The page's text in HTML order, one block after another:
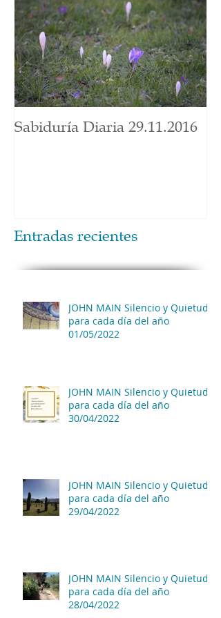
Sabiduría Diaria 29.11.2016
Entradas recientes
JOHN MAIN Silencio y Quietud
para cada día del año
01/05/2022
JOHN MAIN Silencio y Quietud
para cada día del año
30/04/2022
JOHN MAIN Silencio y Quietud
para cada día del año
29/04/2022
JOHN MAIN Silencio y Quietud
para cada día del año
28/04/2022